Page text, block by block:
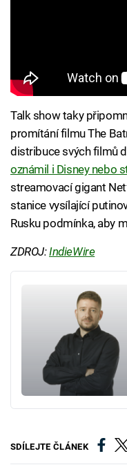
Talk show taky
promítání filmu The
distribuce svých filmů
oznámil i Disney nebo
streamovací gigant
stanice vysílající
Rusku podmínka, aby
ZDROJ:IndieWire
SDÍLEJTE ČLÁNEK